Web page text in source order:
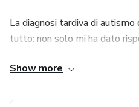
La diagnosi tardiva di
tutto: non solo mi ha dato
relazioni e me stessa. È stato
Show more